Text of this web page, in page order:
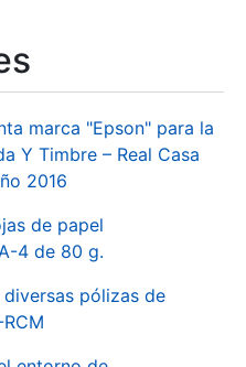
marca "Epson" para la
Y Timbre – Real Casa
2016
de papel
4 de 80 g.
pólizas de